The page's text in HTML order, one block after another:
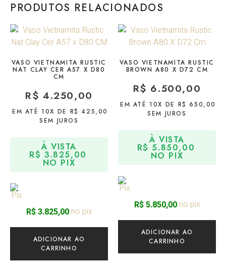
PRODUTOS RELACIONADOS
VASO VIETNAMITA RUSTIC
NAT CLAY CER A57 X D80
CM
R$ 4.250,00
EM ATÉ 10X DE R$ 425,00
SEM JUROS
À VISTA
R$ 3.825,00
NO PIX
R$3.825,00no pix
ADICIONAR AO
CARRINHO
VASO VIETNAMITA RUSTIC
BROWN A80 X D72 CM
R$ 6.500,00
EM ATÉ 10X DE R$ 650,00
SEM JUROS
À VISTA
R$ 5.850,00
NO PIX
R$5.850,00no pix
ADICIONAR AO
CARRINHO